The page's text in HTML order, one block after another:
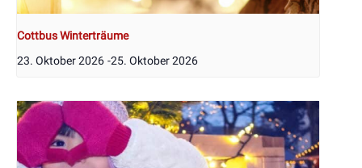
Cottbus Winterträume
23. Oktober 2026 -25. Oktober 2026